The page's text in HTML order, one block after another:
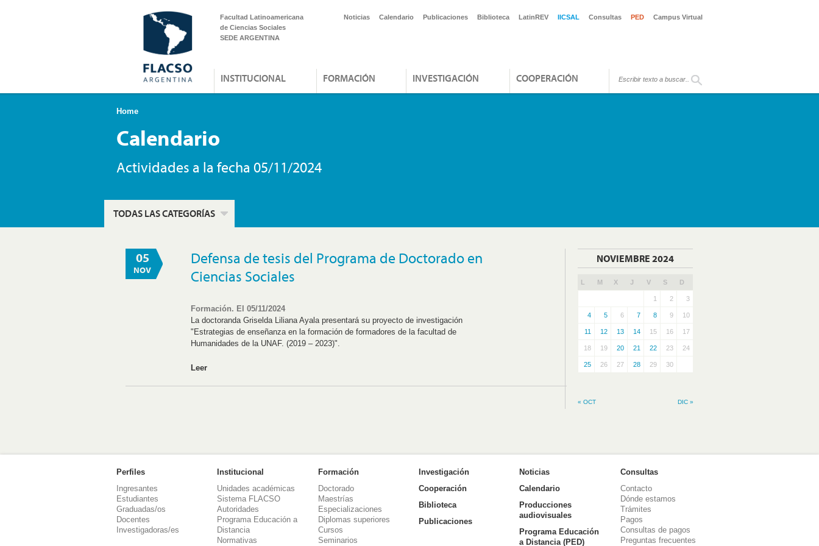
Facultad Latinoamericana
de Ciencias Sociales
SEDE ARGENTINA
Noticias Calendario Publicaciones Biblioteca LatinREV IICSAL Consultas PED Campus Virtual
INSTITUCIONAL FORMACIÓN INVESTIGACIÓN COOPERACIÓN
Home
Calendario
Actividades a la fecha 05/11/2024
TODAS LAS CATEGORÍAS
05
NOV
Defensa de tesis del Programa de Doctorado en
Ciencias Sociales
Formación. El 05/11/2024
La doctoranda Griselda Liliana Ayala presentará su proyecto de investigación
"Estrategias de enseñanza en la formación de formadores de la facultad de
Humanidades de la UNAF. (2019 – 2023)".
Leer
NOVIEMBRE 2024
L M X J V S D
1 2 3
4 5 6 7 8 9 10
11 12 13 14 15 16 17
18 19 20 21 22 23 24
25 26 27 28 29 30
« OCT DIC »
Perfiles
Ingresantes
Estudiantes
Graduadas/os
Docentes
Investigadoras/es
Institucional
Unidades académicas
Sistema FLACSO
Autoridades
Programa Educación a
Distancia
Normativas
Formación
Doctorado
Maestrías
Especializaciones
Diplomas superiores
Cursos
Seminarios
Investigación
Cooperación
Biblioteca
Publicaciones
Noticias
Calendario
Producciones
audiovisuales
Programa Educación
a Distancia (PED)
Consultas
Contacto
Dónde estamos
Trámites
Pagos
Consultas de pagos
Preguntas frecuentes